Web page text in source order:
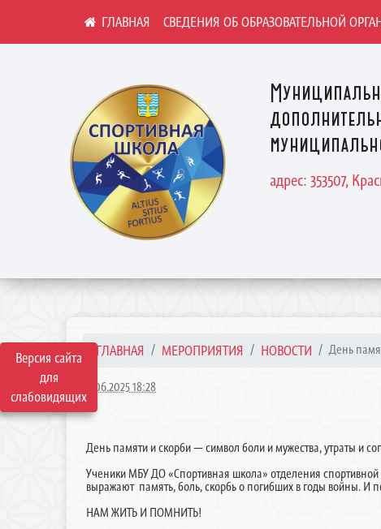
Версия сайта
для
слабовидящих
адрес: 353507,
СВЕДЕНИЯ ОБ ОБРАЗОВАТЕЛЬНОЙ
ГЛАВНАЯ МЕРОПРИЯТИЯ НОВОСТИ День
21.06.2025 18:28
День памяти и скорби — символ боли и мужества, утраты и
Ученики МБУ ДО «Спортивная школа» отделения
выражают память, боль, скорбь о погибших в годы войны. И
НАМ ЖИТЬ И ПОМНИТЬ!